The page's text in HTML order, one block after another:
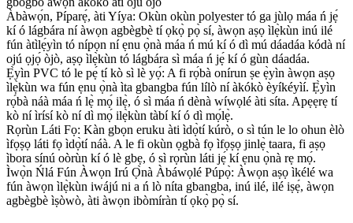
Àbàwọ́n, Píparẹ́, àti Yíya: Okùn okùn polyester tó ga jùlọ máa ń jẹ́
kí ó lágbára ní àwọn agbègbè tí ọkọ̀ pọ̀ sí, àwọn aṣọ ìlẹ̀kùn inú ilé
fún àtìlẹ́yìn tó nípọn ní ẹnu ọ̀nà máa ń mú kí ó dì mú dáadáa kódà ní
ojú ọjọ́ òjò, aṣọ ìlẹ̀kùn tó lágbára sì máa ń jẹ́ kí ó gùn dáadáa.
Ẹ̀yìn PVC tó le pẹ́ tí kò sì lè yọ́: A fi rọ́bà onírun ṣe ẹ̀yìn àwọn aṣọ
ìlẹ̀kùn wa fún ẹnu ọ̀nà ìta gbangba fún lílò ní àkókò èyíkéyìí. Ẹ̀yìn
rọ́bà náà máa ń lẹ̀ mọ́ ilẹ̀, ó sì máa ń dènà wíwọlé àti síta. Apẹẹrẹ tí
kò ní ìrísí kò ní dì mọ́ ilẹ̀kùn tàbí kí ó dì mọ́lẹ̀.
Rọrùn Láti Fọ: Kàn gbọn eruku àti ìdọ̀tí kúrò, o sì tún le lo ohun èlò
ìfọṣọ láti fọ ìdọ̀tí náà. A le fi okùn ọgbà fọ ìfọṣọ jinlẹ̀ taara, fi aṣọ
ìbora sínú oòrùn kí ó lè gbẹ, ó sì rọrùn láti jẹ́ kí ẹnu ọ̀nà rẹ mọ́.
Ìwọ̀n Ńlá Fún Àwọn Irú Ọ̀nà Àbáwọlé Púpọ̀: Àwọn aṣọ ìkélé wa
fún àwọn ìlẹ̀kùn iwájú ni a ń lò níta gbangba, inú ilé, ilé iṣẹ́, àwọn
agbègbè ìṣòwò, àti àwọn ibòmíràn tí ọkọ̀ pọ̀ sí.